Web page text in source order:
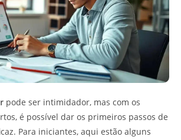
pode ser intimidador, mas com os
é possível dar os primeiros passos de
Para iniciantes, aqui estão alguns